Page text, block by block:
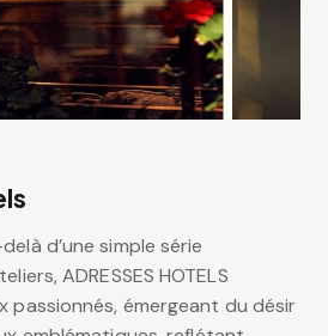
d’une simple série
ADRESSES HOTELS
passionnés, émergeant du désir